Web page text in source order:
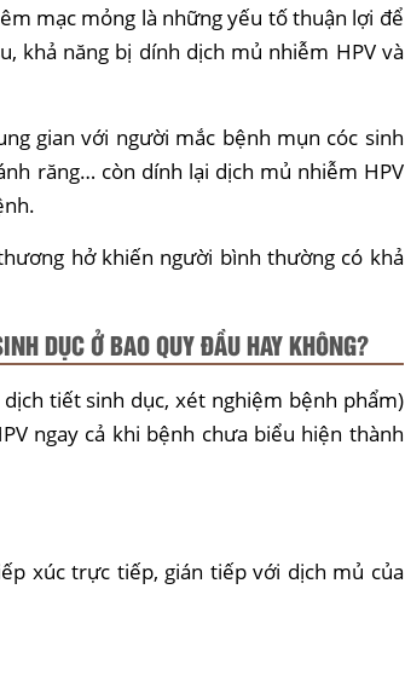
mạc mỏng là những yếu tố thuận lợi để
khả năng bị dính dịch mủ nhiễm HPV và
gian với người mắc bệnh mụn cóc sinh
răng… còn dính lại dịch mủ nhiễm HPV
hở khiến người bình thường có khả
DỤC Ở BAO QUY ĐẦU HAY KHÔNG?
tiết sinh dục, xét nghiệm bệnh phẩm)
ngay cả khi bệnh chưa biểu hiện thành
xúc trực tiếp, gián tiếp với dịch mủ của